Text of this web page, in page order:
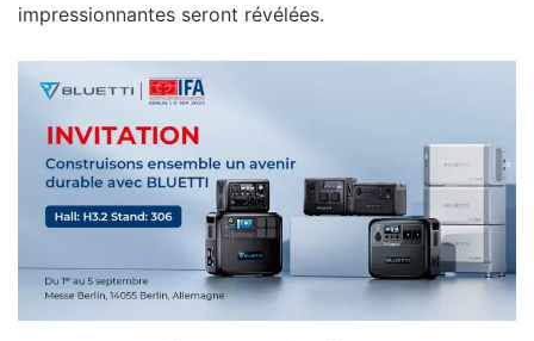
impressionnantes seront révélées.